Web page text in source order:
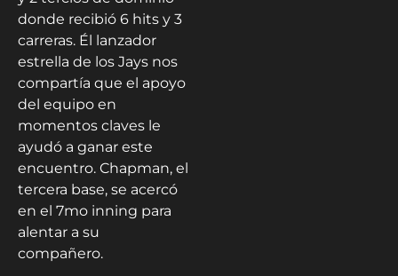
donde recibió 6 hits y 3
carreras. Él lanzador
estrella de los Jays nos
compartía que el apoyo
del equipo en
momentos claves le
ayudó a ganar este
encuentro. Chapman, el
tercera base, se acercó
en el 7mo inning para
alentar a su
compañero.